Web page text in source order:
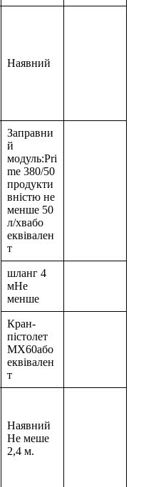
Наявний
Заправни
й
модуль:Pri
me 380/50
продукти
вністю не
менше 50
л/хвабо
еквівален
т
шланг 4
мНе
менше
Кран-
пістолет
МХ60або
еквівален
т
Наявний
Не меше
2,4 м.